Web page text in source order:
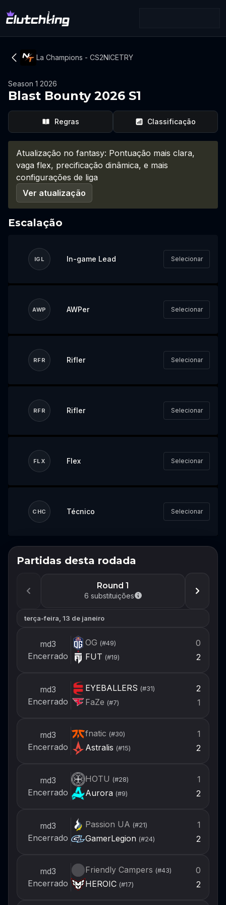
La Champions - CS2NICETRY
Season 1 2026
Blast Bounty 2026 S1
Regras Classificação
Atualização no fantasy: Pontuação mais clara,
vaga flex, precificação dinâmica, e mais
configurações de liga
Ver atualização
Escalação
IGL In-game Lead Selecionar
AWP AWPer Selecionar
RFR Rifler Selecionar
RFR Rifler Selecionar
FLX Flex Selecionar
CHC Técnico Selecionar
Não perca o próximo evento
estar pronto para montar seu time quando
o próximo evento abrir.
Criar conta
Partidas desta rodada
Round 1
6 substituições
terça-feira, 13 de janeiro
md3
Encerrado
OG (#49)
0
FUT (#19) 2
md3
Encerrado
EYEBALLERS (#31)
2
FaZe (#7) 1
md3
Encerrado
fnatic (#30)
1
Astralis (#15) 2
md3
Encerrado
HOTU (#28)
1
Aurora(#9) 2
md3
Encerrado
Passion UA (#21)
1
GamerLegion(#24) 2
md3
Encerrado
Friendly Campers (#43)
0
HEROIC(#17) 2